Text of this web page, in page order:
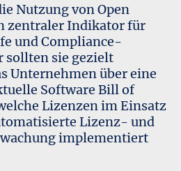
Nutzung von Open
zentraler Indikator für
und Compliance-
sollten sie gezielt
Unternehmen über eine
Software Bill of
Lizenzen im Einsatz
Lizenz- und
implementiert